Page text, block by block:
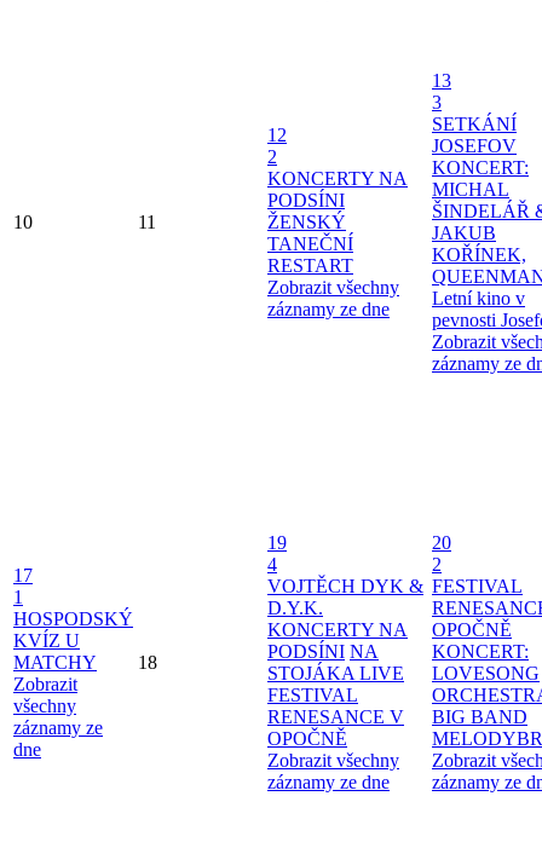
10 11
12
2
KONCERTY NA
PODSÍNI
ŽENSKÝ
TANEČNÍ
RESTART
Zobrazit všechny
záznamy ze dne
13
3
SETKÁNÍ
JOSEFOV
KONCERT:
MICHAL
ŠINDELÁŘ
JAKUB
KOŘÍNEK,
Letní kino v
pevnosti
Zobrazit
záznamy ze
17
1
HOSPODSKÝ
KVÍZ U
MATCHY
Zobrazit
všechny
záznamy ze
dne
18
19
4
VOJTĚCH DYK &
D.Y.K.
KONCERTY NA
PODSÍNI NA
STOJÁKA LIVE
FESTIVAL
RENESANCE V
OPOČNĚ
Zobrazit všechny
záznamy ze dne
20
2
FESTIVAL
OPOČNĚ
KONCERT:
LOVESONG
BIG BAND
Zobrazit
záznamy ze